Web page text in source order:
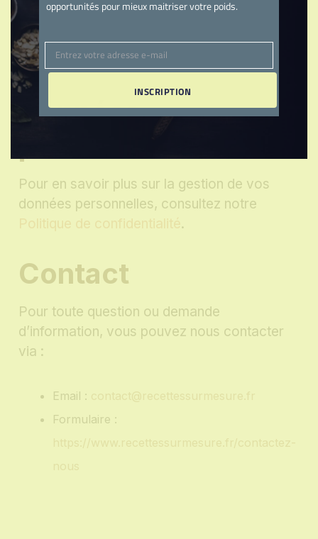
inexactitude via l’adresse email :
contact@recettessurmesure.fr
Données
Pour en savoir plus sur la gestion de vos
données personnelles, consultez notre
Politique de confidentialité.
Contact
Pour toute question ou demande
d’information, vous pouvez nous contacter
via :
Email : contact@recettessurmesure.fr
Formulaire :
https://www.recettessurmesure.fr/contactez-
nous
opportunités pour mieux maitriser votre poids.
Entrez votre adresse e-mail
INSCRIPTION